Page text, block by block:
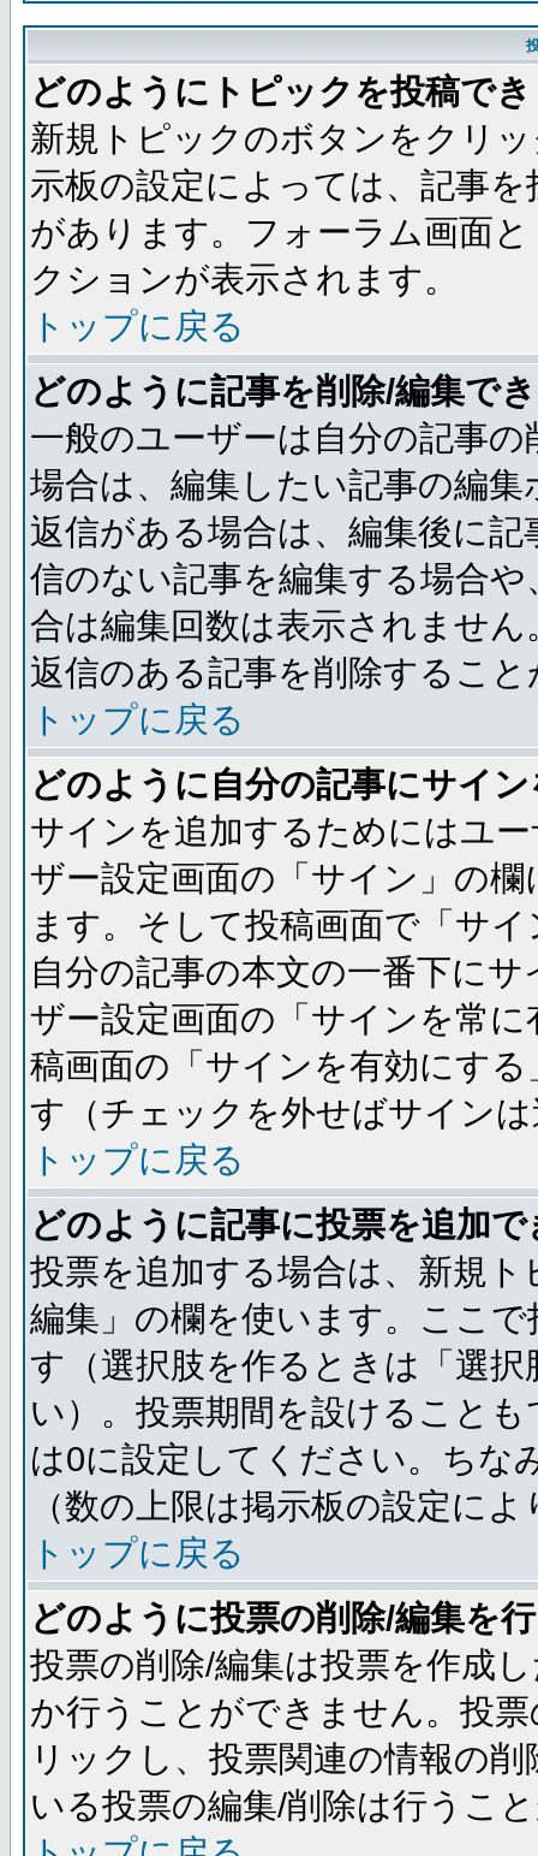
どのようにトピックを投稿で
新規トピックのボタンをクリ
示板の設定によっては、記事
があります。フォーラム画面
クションが表示されます。
トップに戻る
どのように記事を削除/編集で
一般のユーザーは自分の記事
場合は、編集したい記事の編
返信がある場合は、編集後に
信のない記事を編集する場合
合は編集回数は表示されませ
返信のある記事を削除するこ
トップに戻る
どのように自分の記事にサイ
サインを追加するためにはユ
ザー設定画面の「サイン」の
ます。そして投稿画面で「サ
自分の記事の本文の一番下に
ザー設定画面の「サインを常
稿画面の「サインを有効にす
す（チェックを外せばサイン
トップに戻る
どのように記事に投票を追加
投票を追加する場合は、新規
編集」の欄を使います。ここ
す（選択肢を作るときは「選
い）。投票期間を設けること
は0に設定してください。ちな
（数の上限は掲示板の設定に
トップに戻る
どのように投票の削除/編集を
投票の削除/編集は投票を作成
か行うことができません。投
リックし、投票関連の情報の
いる投票の編集/削除は行うこ